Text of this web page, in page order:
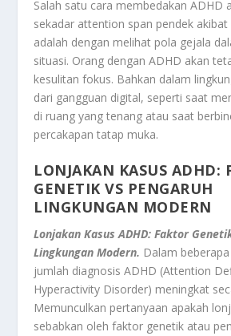
Salah satu cara membedakan ADHD
sekadar attention span pendek
adalah dengan melihat pola gejala
situasi. Orang dengan ADHD akan
kesulitan fokus. Bahkan dalam
dari gangguan digital, seperti saat
di ruang yang tenang atau saat
percakapan tatap muka.
LONJAKAN KASUS ADHD:
GENETIK VS PENGARUH
LINGKUNGAN MODERN
Lonjakan Kasus ADHD: Faktor
Lingkungan Modern. Dalam
jumlah diagnosis ADHD (Attention
Hyperactivity Disorder) meningkat
Memunculkan pertanyaan apakah
sebabkan oleh faktor genetik atau